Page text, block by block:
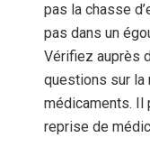
pas la chasse
pas dans un
Vérifiez auprès
questions sur la
médicaments. Il
reprise de